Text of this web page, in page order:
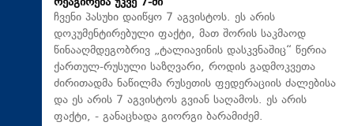
ჩვენი პასუხი დაიწყო 7 აგვისტოს. ეს არის
დოკუმენტირებული ფაქტი, მათ შორის საკმაოდ
წინააღმდეგობრივ „ტალიავინის დასკვნაშიც“ წერია
ქართულ-რუსული საზღვარი, როდის გადმოკვეთა
ძირითადმა ნაწილმა რუსეთის ფედერაციის ძალებისა
და ეს არის 7 აგვისტოს გვიან საღამოს. ეს არის
ფაქტი, - განაცხადა გიორგი ბარამიძემ.